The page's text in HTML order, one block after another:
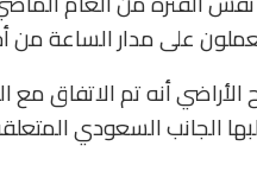
على مدار الساعة من
الأراضي أنه تم الاتفاق
الجانب السعودي